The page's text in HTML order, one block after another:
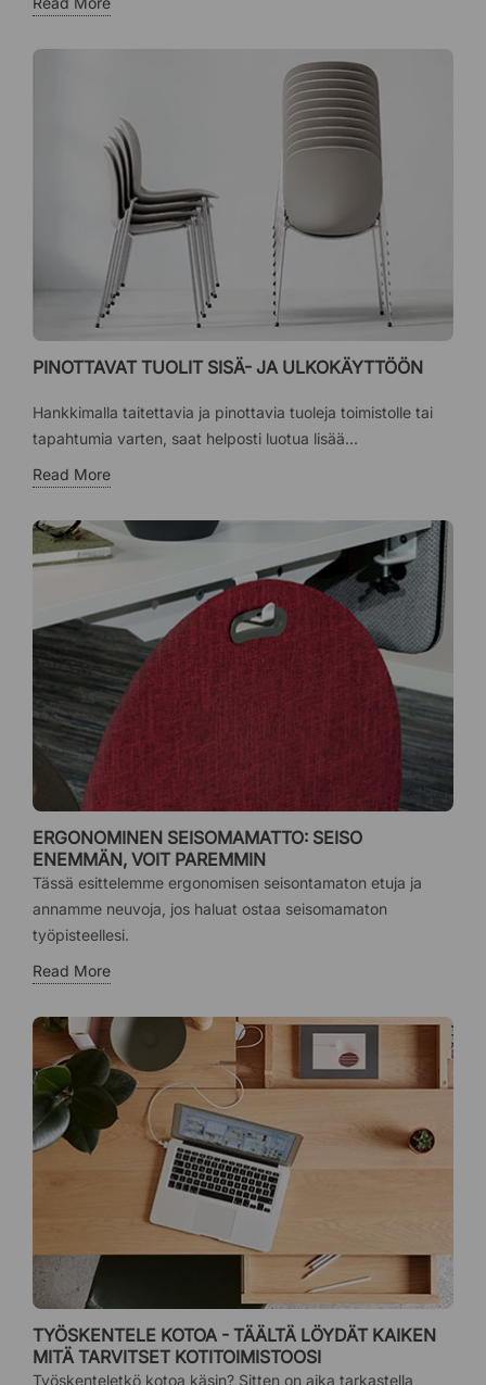
PINOTTAVAT TUOLIT SISÄ- JA ULKOKÄYTTÖÖN
Hankkimalla taitettavia ja pinottavia tuoleja toimistolle tai
tapahtumia varten, saat helposti luotua lisää...
Read More
ERGONOMINEN SEISOMAMATTO: SEISO
ENEMMÄN, VOIT PAREMMIN
Tässä esittelemme ergonomisen seisontamaton etuja ja
annamme neuvoja, jos haluat ostaa seisomamaton
työpisteellesi.
Read More
TYÖSKENTELE KOTOA - TÄÄLTÄ LÖYDÄT KAIKEN
MITÄ TARVITSET KOTITOIMISTOOSI
Työskenteletkö kotoa käsin? Sitten on aika tarkastella